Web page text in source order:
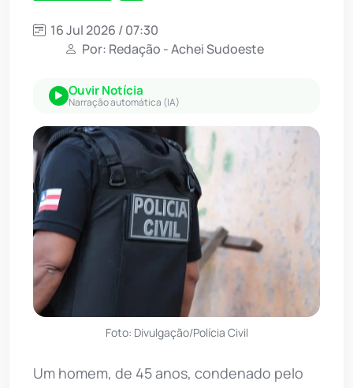
16 Jul 2026 / 07:30
Por: Redação - Achei Sudoeste
Ouvir Notícia
Narração automática (IA)
Foto: Divulgação/Polícia Civil
Um homem, de 45 anos, condenado pelo